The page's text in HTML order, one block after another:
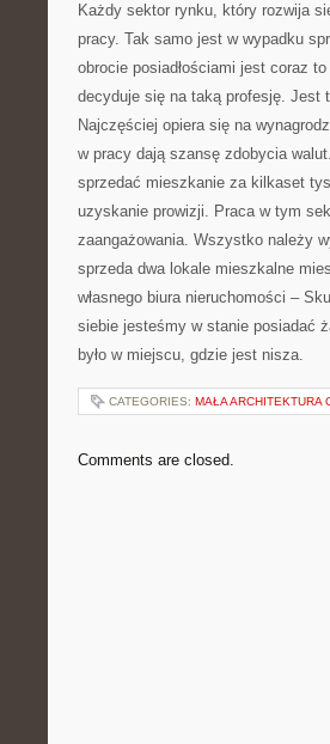
Każdy sektor rynku, który rozwija
pracy. Tak samo jest w wypadku
obrocie posiadłościami jest coraz
decyduje się na taką profesję. Jest
Najczęściej opiera się na
w pracy dają szansę zdobycia
sprzedać mieszkanie za kilkaset
uzyskanie prowizji. Praca w tym
zaangażowania. Wszystko należy
sprzeda dwa lokale mieszkalne
własnego biura nieruchomości –
siebie jesteśmy w stanie posiadać
było w miejscu, gdzie jest nisza.
CATEGORIES: MAŁA ARCHITEKTURA
Comments are closed.